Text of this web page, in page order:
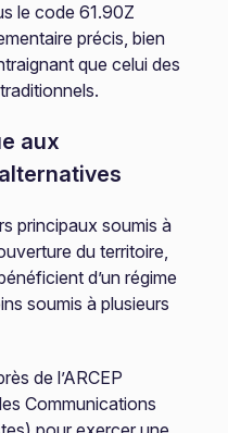
le code 61.90Z
précis, bien
que celui des
aux
principaux soumis à
du territoire,
d’un régime
soumis à plusieurs
de l’ARCEP
Communications